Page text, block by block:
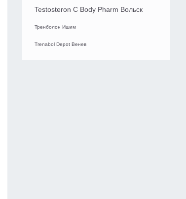
Testosteron C Body Pharm Вольск
Тренболон Ишим
Trenabol Depot Венев